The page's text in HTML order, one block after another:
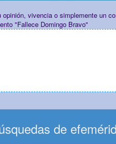
opinión, vivencia o simplemente un
"Fallece Domingo Bravo"
de